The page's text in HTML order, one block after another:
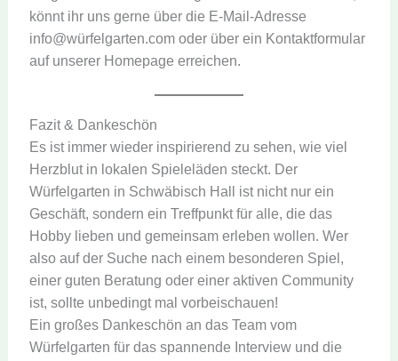
könnt ihr uns gerne über die E-Mail-Adresse
info@würfelgarten.com oder über ein Kontaktformular
auf unserer Homepage erreichen.
Fazit & Dankeschön
Es ist immer wieder inspirierend zu sehen, wie viel
Herzblut in lokalen Spieleläden steckt. Der
Würfelgarten in Schwäbisch Hall ist nicht nur ein
Geschäft, sondern ein Treffpunkt für alle, die das
Hobby lieben und gemeinsam erleben wollen. Wer
also auf der Suche nach einem besonderen Spiel,
einer guten Beratung oder einer aktiven Community
ist, sollte unbedingt mal vorbeischauen!
Ein großes Dankeschön an das Team vom
Würfelgarten für das spannende Interview und die